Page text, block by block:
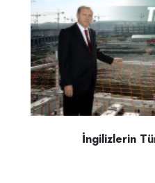
İngilizlerin